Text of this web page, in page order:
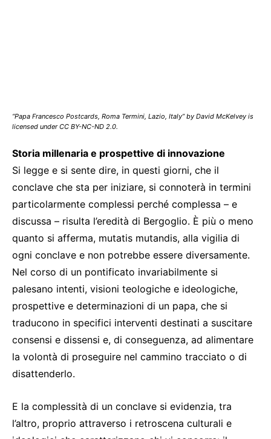
“Papa Francesco Postcards, Roma Termini, Lazio, Italy” by David McKelvey is
licensed under CC BY-NC-ND 2.0.
Storia millenaria e prospettive di innovazione
Si legge e si sente dire, in questi giorni, che il
conclave che sta per iniziare, si connoterà in termini
particolarmente complessi perché complessa – e
discussa – risulta l’eredità di Bergoglio. È più o meno
quanto si afferma, mutatis mutandis, alla vigilia di
ogni conclave e non potrebbe essere diversamente.
Nel corso di un pontificato invariabilmente si
palesano intenti, visioni teologiche e ideologiche,
prospettive e determinazioni di un papa, che si
traducono in specifici interventi destinati a suscitare
consensi e dissensi e, di conseguenza, ad alimentare
la volontà di proseguire nel cammino tracciato o di
disattenderlo.
E la complessità di un conclave si evidenzia, tra
l’altro, proprio attraverso i retroscena culturali e